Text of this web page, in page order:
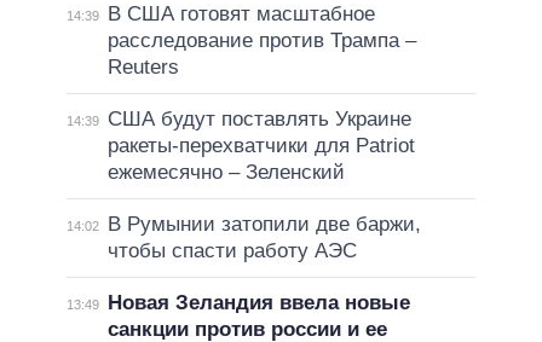
14:39
В США готовят масштабное
расследование против Трампа –
Reuters
14:39
США будут поставлять Украине
ракеты-перехватчики для Patriot
ежемесячно – Зеленский
14:02
В Румынии затопили две баржи,
чтобы спасти работу АЭС
13:49
Новая Зеландия ввела новые
санкции против россии и ее